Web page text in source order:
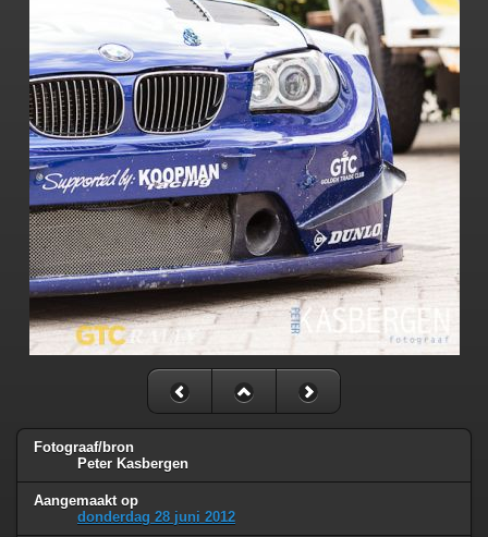
Fotograaf/bron
Peter Kasbergen
Aangemaakt op
donderdag 28 juni 2012